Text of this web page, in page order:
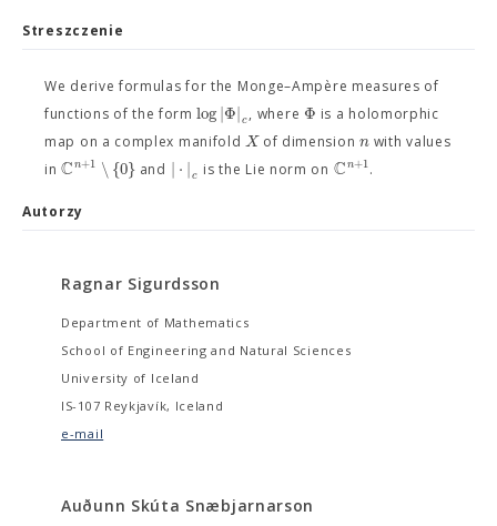
Streszczenie
We derive formulas for the Monge–Ampère measures of
functions of the formlog|Φ|c, where Φ is a holomorphic
map on a complex manifoldXof dimension n with values
inCn+1 ∖ {0} and | ⋅ |c is the Lie norm on Cn+1.
Autorzy
Ragnar Sigurdsson
Department of Mathematics
School of Engineering and Natural Sciences
University of Iceland
IS-107 Reykjavík, Iceland
e-mail
Auðunn Skúta Snæbjarnarson